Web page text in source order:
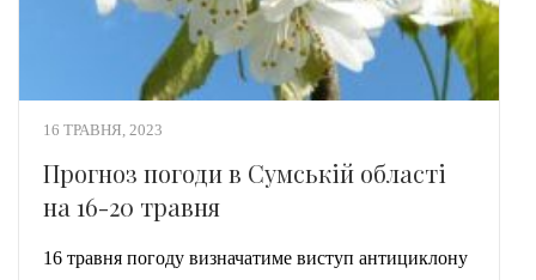
16 ТРАВНЯ, 2023
Прогноз погоди в Сумській області
на 16-20 травня
16 травня погоду визначатиме виступ антициклону